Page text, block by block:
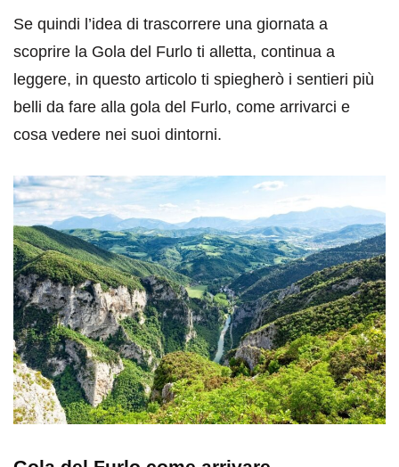
Se quindi l’idea di trascorrere una giornata a
scoprire la Gola del Furlo ti alletta, continua a
leggere, in questo articolo ti spiegherò i sentieri più
belli da fare alla gola del Furlo, come arrivarci e
cosa vedere nei suoi dintorni.